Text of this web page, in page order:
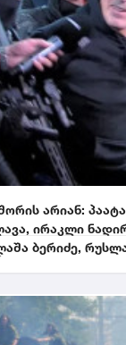
არიან:
ირაკლი
ბერიძე,